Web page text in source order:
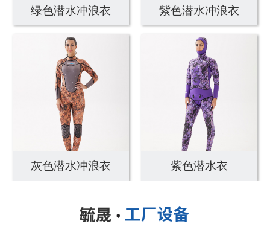
绿色潜水冲浪衣 紫色潜水冲浪衣
灰色潜水冲浪衣 紫色潜水衣